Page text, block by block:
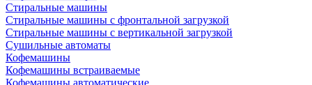
Стиральные машины
Стиральные машины с фронтальной загрузкой
Стиральные машины с вертикальной загрузкой
Сушильные автоматы
Кофемашины
Кофемашины встраиваемые
Кофемашины автоматические